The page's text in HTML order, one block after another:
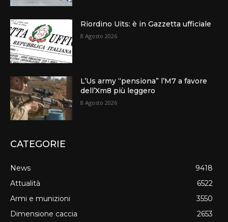
Riordino Uits: è in Gazzetta ufficiale
8 Agosto 2026
L’Us army “pensiona” l’M7 a favore
dell’Xm8 più leggero
8 Agosto 2026
CATEGORIE
News
9418
Attualità
6522
Armi e munizioni
3550
Dimensione caccia
2653